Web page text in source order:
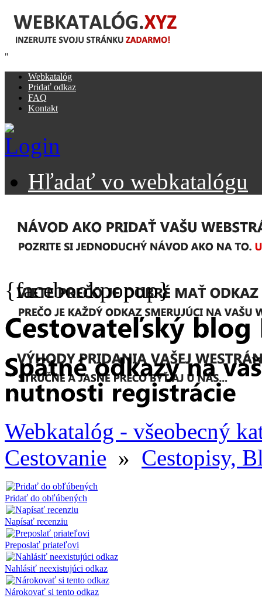
"
Webkatalóg
Pridať odkaz
FAQ
Kontakt
Hľadať vo webkatalógu
{facebookpopup}
Webkatalóg - všeobecný
Cestovanie » Cestopisy,
Pridať do obľúbených
Napísať recenziu
Preposlať priateľovi
Nahlásiť neexistujúci odkaz
Nárokovať si tento odkaz